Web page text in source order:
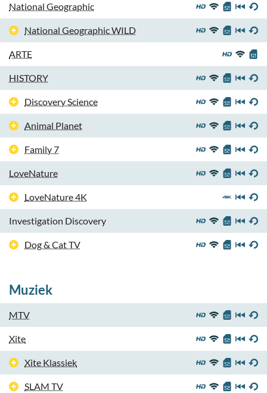
National Geographic
National Geographic WILD
ARTE
HISTORY
Discovery Science
Animal Planet
Family 7
LoveNature
LoveNature 4K
Investigation Discovery
Dog & Cat TV
Muziek
MTV
Xite
Xite Klassiek
SLAM TV